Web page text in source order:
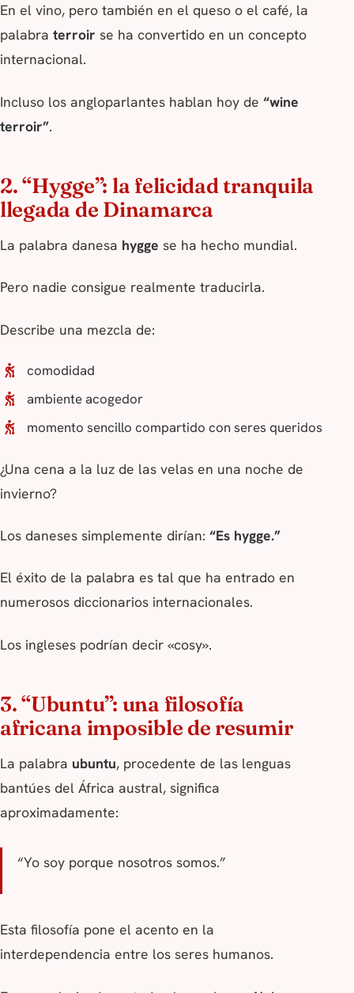
En el vino, pero también en el queso o el café, la
palabra terroir se ha convertido en un concepto
internacional.
Incluso los angloparlantes hablan hoy de “wine
terroir”.
2. “Hygge”: la felicidad tranquila
llegada de Dinamarca
La palabra danesa hygge se ha hecho mundial.
Pero nadie consigue realmente traducirla.
Describe una mezcla de:
comodidad
ambiente acogedor
momento sencillo compartido con seres queridos
¿Una cena a la luz de las velas en una noche de
invierno?
Los daneses simplemente dirían: “Es hygge.”
El éxito de la palabra es tal que ha entrado en
numerosos diccionarios internacionales.
Los ingleses podrían decir «cosy».
3. “Ubuntu”: una filosofía
africana imposible de resumir
La palabra ubuntu, procedente de las lenguas
bantúes del África austral, significa
aproximadamente:
“Yo soy porque nosotros somos.”
Esta filosofía pone el acento en la
interdependencia entre los seres humanos.